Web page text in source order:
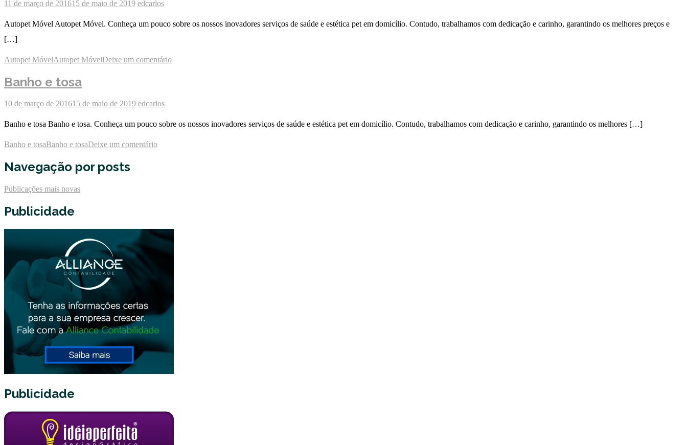
11 de março de 201615 de maio de 2019 edcarlos
Autopet Móvel Autopet Móvel. Conheça um pouco sobre os nossos inovadores serviços de saúde e estética pet em domicílio. Contudo, trabalhamos com dedicação e carinho, garantindo os melhores preços e
[…]
Autopet MóvelAutopet MóvelDeixe um comentário
Banho e tosa
10 de março de 201615 de maio de 2019 edcarlos
Banho e tosa Banho e tosa. Conheça um pouco sobre os nossos inovadores serviços de saúde e estética pet em domicílio. Contudo, trabalhamos com dedicação e carinho, garantindo os melhores […]
Banho e tosaBanho e tosaDeixe um comentário
Navegação por posts
Publicações mais novas
Publicidade
Publicidade